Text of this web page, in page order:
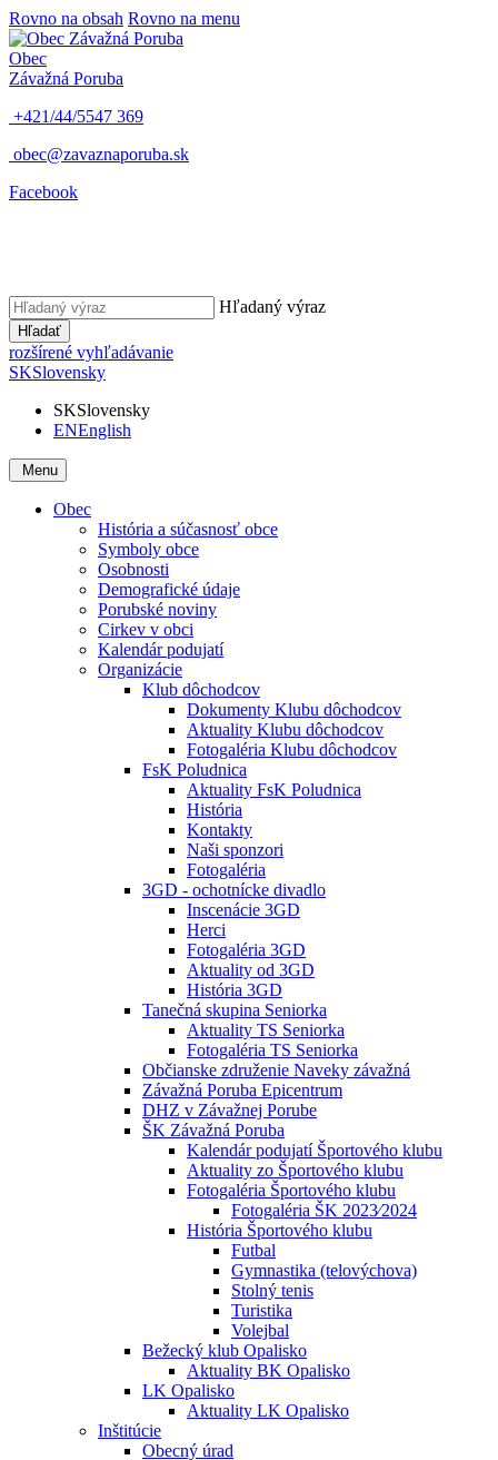
Rovno na obsah Rovno na menu
Obec
Závažná Poruba
+421/44/5547 369
obec@zavaznaporuba.sk
Facebook
Hľadaný výraz
Hľadať
rozšírené vyhľadávanie
SKSlovensky
SKSlovensky
ENEnglish
Menu
Obec
História a súčasnosť obce
Symboly obce
Osobnosti
Demografické údaje
Porubské noviny
Cirkev v obci
Kalendár podujatí
Organizácie
Klub dôchodcov
Dokumenty Klubu dôchodcov
Aktuality Klubu dôchodcov
Fotogaléria Klubu dôchodcov
FsK Poludnica
Aktuality FsK Poludnica
História
Kontakty
Naši sponzori
Fotogaléria
3GD - ochotnícke divadlo
Inscenácie 3GD
Herci
Fotogaléria 3GD
Aktuality od 3GD
História 3GD
Tanečná skupina Seniorka
Aktuality TS Seniorka
Fotogaléria TS Seniorka
Občianske združenie Naveky závažná
Závažná Poruba Epicentrum
DHZ v Závažnej Porube
ŠK Závažná Poruba
Kalendár podujatí Športového klubu
Aktuality zo Športového klubu
Fotogaléria Športového klubu
Fotogaléria ŠK 2023⁄2024
História Športového klubu
Futbal
Gymnastika (telovýchova)
Stolný tenis
Turistika
Volejbal
Bežecký klub Opalisko
Aktuality BK Opalisko
LK Opalisko
Aktuality LK Opalisko
Inštitúcie
Obecný úrad